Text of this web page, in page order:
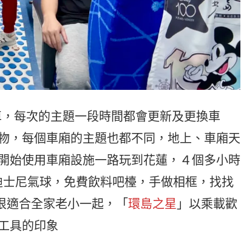
每次的主題一段時間都會更新及更換車
，每個車廂的主題也都不同，地上、車廂天
始使用車廂設施一路玩到花蓮，４個多小時
尼氣球，免費飲料吧檯，手做相框，找找
適合全家老小一起，「環島之星 」以乘載歡
具的印象